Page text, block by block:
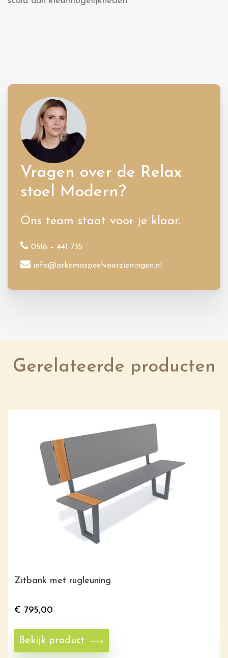
Vragen over de Relax
stoel Modern?
Ons team staat voor je klaar.
0516 – 441 735
info@arkemaspeelvoorzieningen.nl
Gerelateerde producten
Zitbank met rugleuning
€ 795,00
Bekijk product